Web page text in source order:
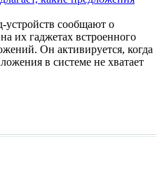
устройств сообщают о
их гаджетах встроенного
Он активируется, когда
в системе не хватает